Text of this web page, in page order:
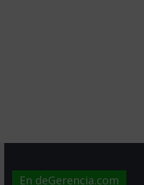
En deGerencia.com